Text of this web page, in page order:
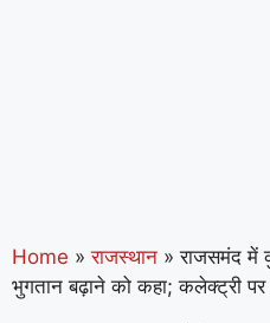
Home » राजस्थान » राजसमंद में
भुगतान बढ़ाने को कहा; कलेक्ट्री पर